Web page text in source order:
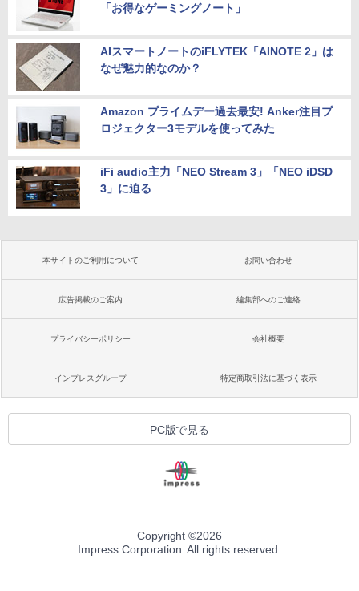
「お得なゲーミングノート」
AIスマートノートのiFLYTEK「AINOTE 2」は
なぜ魅力的なのか？
Amazon プライムデー過去最安! Anker注目プ
ロジェクター3モデルを使ってみた
iFi audio主力「NEO Stream 3」「NEO iDSD
3」に迫る
本サイトのご利用について お問い合わせ
広告掲載のご案内 編集部へのご連絡
プライバシーポリシー 会社概要
インプレスグループ 特定商取引法に基づく表示
PC版で見る
Copyright ©2026
Impress Corporation. All rights reserved.